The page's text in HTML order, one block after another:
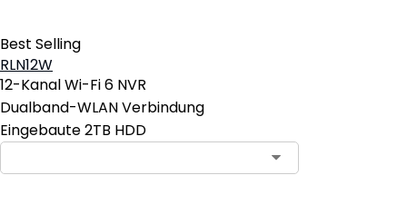
Best Selling
RLN12W
12-Kanal Wi-Fi 6 NVR
Dualband-WLAN Verbindung
Eingebaute 2TB HDD